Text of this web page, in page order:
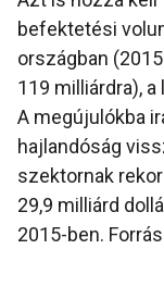
befektetési
országban
119 milliárdra),
A megújulókba
hajlandóság
szektornak
29,9 milliárd
2015-ben.